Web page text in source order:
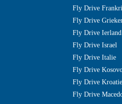
Fly Drive
Fly Drive
Fly Drive Ierland
Fly Drive Israel
Fly Drive Italie
Fly Drive
Fly Drive Kroatie
Fly Drive